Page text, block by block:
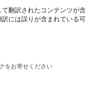
翻訳されたコンテンツが含
には誤りが含まれている可
をお寄せください